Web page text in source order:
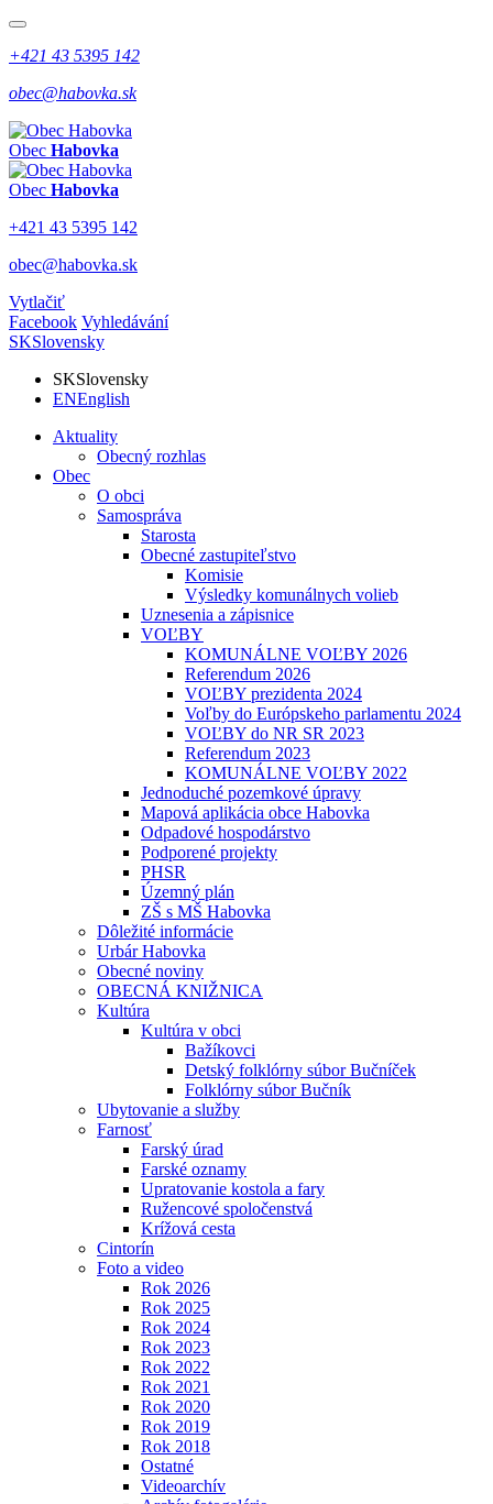
+421 43 5395 142
obec@habovka.sk
Obec Habovka
Obec Habovka
+421 43 5395 142
obec@habovka.sk
Vytlačiť
Facebook Vyhledávání
SKSlovensky
SKSlovensky
ENEnglish
Aktuality
Obecný rozhlas
Obec
O obci
Samospráva
Starosta
Obecné zastupiteľstvo
Komisie
Výsledky komunálnych volieb
Uznesenia a zápisnice
VOĽBY
KOMUNÁLNE VOĽBY 2026
Referendum 2026
VOĽBY prezidenta 2024
Voľby do Európskeho parlamentu 2024
VOĽBY do NR SR 2023
Referendum 2023
KOMUNÁLNE VOĽBY 2022
Jednoduché pozemkové úpravy
Mapová aplikácia obce Habovka
Odpadové hospodárstvo
Podporené projekty
PHSR
Územný plán
ZŠ s MŠ Habovka
Dôležité informácie
Urbár Habovka
Obecné noviny
OBECNÁ KNIŽNICA
Kultúra
Kultúra v obci
Bažíkovci
Detský folklórny súbor Bučníček
Folklórny súbor Bučník
Ubytovanie a služby
Farnosť
Farský úrad
Farské oznamy
Upratovanie kostola a fary
Ružencové spoločenstvá
Krížová cesta
Cintorín
Foto a video
Rok 2026
Rok 2025
Rok 2024
Rok 2023
Rok 2022
Rok 2021
Rok 2020
Rok 2019
Rok 2018
Ostatné
Videoarchív